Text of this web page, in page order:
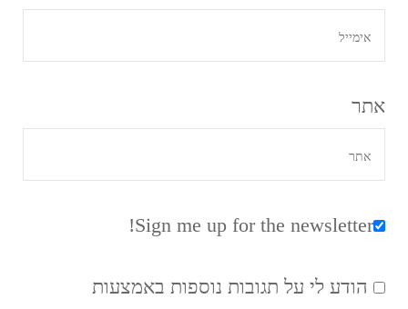
אתר
Sign me up for the newsletter!
הודע לי על תגובות נוספות באמצעות